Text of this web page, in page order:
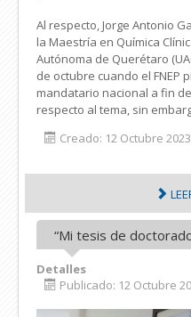
Al respecto, Jorge Antonio
la Maestría en Química
Autónoma de Querétaro
de octubre cuando el FNEP
mandatario nacional a fin
respecto al tema, sin
Creado: 12 Octubre 2023
“Mi tesis de
Detalles
Publicado: 12 Octubre